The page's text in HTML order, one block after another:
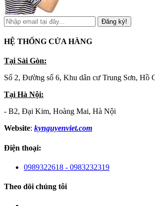
Đăng ký!
HỆ THỐNG CỬA HÀNG
Tại Sài Gòn:
Số 2, Đường số 6, Khu dân cư Trung Sơn, Hồ
Tại Hà Nội:
- B2, Đại Kim, Hoàng Mai, Hà Nội
Website: kynguyenviet.com
Điện thoại:
0989322618 - 0983232319
Theo dõi chúng tôi